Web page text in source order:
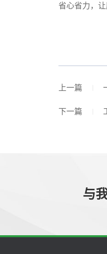
省心省力，让
上一篇
下一篇
与